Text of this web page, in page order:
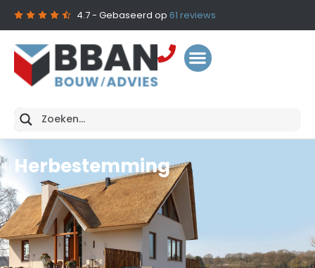
4.7- Gebaseerd op 61 reviews
Herbestemming